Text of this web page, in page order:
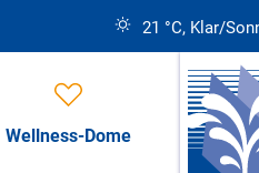
21 °C, Klar/
Wellness-Dome